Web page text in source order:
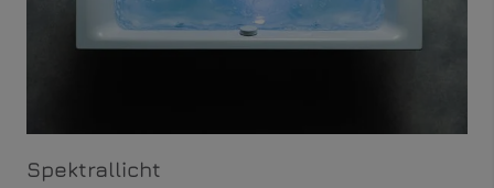
Spektrallicht